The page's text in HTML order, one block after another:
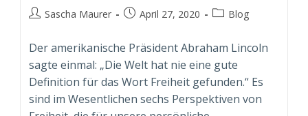
Beitrags-
Sascha Maurer
BeitragApril 27, 2020
Beitrags-
Blog
Der amerikanische Präsident Abraham Lincoln
sagte einmal: „Die Welt hat nie eine gute
Definition für das Wort Freiheit gefunden.“ Es
sind im Wesentlichen sechs Perspektiven von